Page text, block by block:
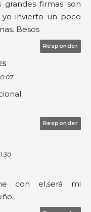
firmas son
yo invierto un poco
Besos
Responder
Responder
con el,será mi